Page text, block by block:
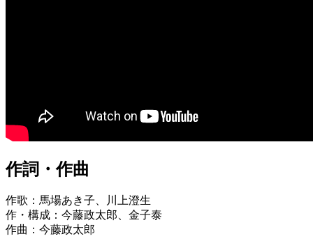
作詞・作曲
作歌：馬場あき子、川上澄生
作・構成：今藤政太郎、金子泰
作曲：今藤政太郎